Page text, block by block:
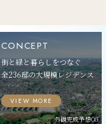
CONCEPT
街と緑と暮らしをつなぐ
全236邸の大規模レジデンス
VIEW MORE
外観完成予想CG